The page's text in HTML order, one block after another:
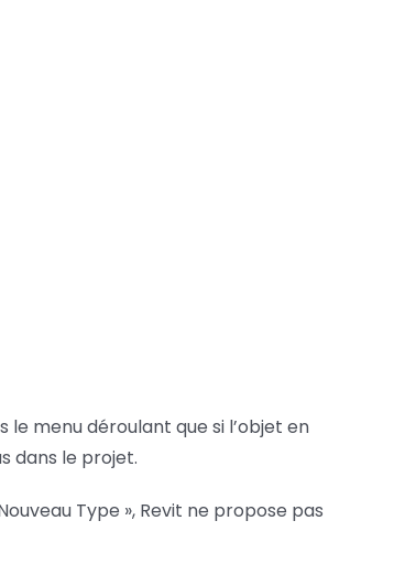
le menu déroulant que si l’objet en
dans le projet.
Type », Revit ne propose pas